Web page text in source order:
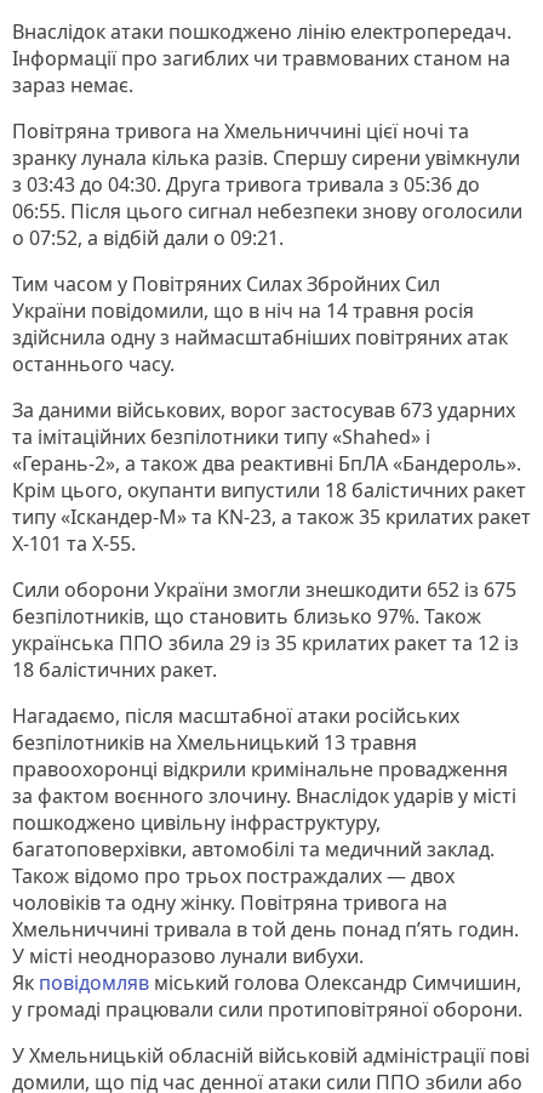
Внаслідок атаки пошкоджено лінію електропередач.
Інформації про загиблих чи травмованих станом на
зараз немає.
Повітряна тривога на Хмельниччині цієї ночі та
зранку лунала кілька разів. Спершу сирени увімкнули
з 03:43 до 04:30. Друга тривога тривала з 05:36 до
06:55. Після цього сигнал небезпеки знову оголосили
о 07:52, а відбій дали о 09:21.
Тим часом у Повітряних Силах Збройних Сил
України повідомили, що в ніч на 14 травня росія
здійснила одну з наймасштабніших повітряних атак
останнього часу.
За даними військових, ворог застосував 673 ударних
та імітаційних безпілотники типу «Shahed» і
«Герань-2», а також два реактивні БпЛА «Бандероль».
Крім цього, окупанти випустили 18 балістичних ракет
типу «Іскандер-М» та KN-23, а також 35 крилатих ракет
Х-101 та Х-55.
Сили оборони України змогли знешкодити 652 із 675
безпілотників, що становить близько 97%. Також
українська ППО збила 29 із 35 крилатих ракет та 12 із
18 балістичних ракет.
Нагадаємо, після масштабної атаки російських
безпілотників на Хмельницький 13 травня
правоохоронці відкрили кримінальне провадження
за фактом воєнного злочину. Внаслідок ударів у місті
пошкоджено цивільну інфраструктуру,
багатоповерхівки, автомобілі та медичний заклад.
Також відомо про трьох постраждалих — двох
чоловіків та одну жінку. Повітряна тривога на
Хмельниччині тривала в той день понад п’ять годин.
У місті неодноразово лунали вибухи.
Як повідомляв міський голова Олександр Симчишин,
у громаді працювали сили протиповітряної оборони.
У Хмельницькій обласній військовій адміністрації пові
домили, що під час денної атаки сили ППО збили або